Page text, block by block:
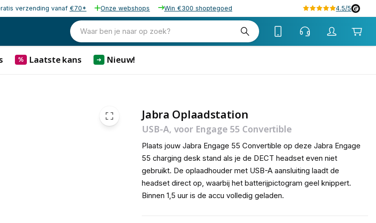
verzending vanaf €70* Onze webshops Win €300 shoptegoed 4.5/5
Waar ben je naar op zoek?
% Laatste kans ➜ Nieuw!
Jabra Oplaadstation
USB-A, voor Engage 55 Convertible
Plaats jouw Jabra Engage 55 Convertible op deze Jabra Engage
55 charging desk stand als je de DECT headset even niet
gebruikt. De oplaadhouder met USB-A aansluiting laadt de
headset direct op, waarbij het batterijpictogram geel knippert.
Binnen 1,5 uur is de accu volledig geladen.
39,00 excl. btw
29,00 excl. btw
35,09 incl. btw